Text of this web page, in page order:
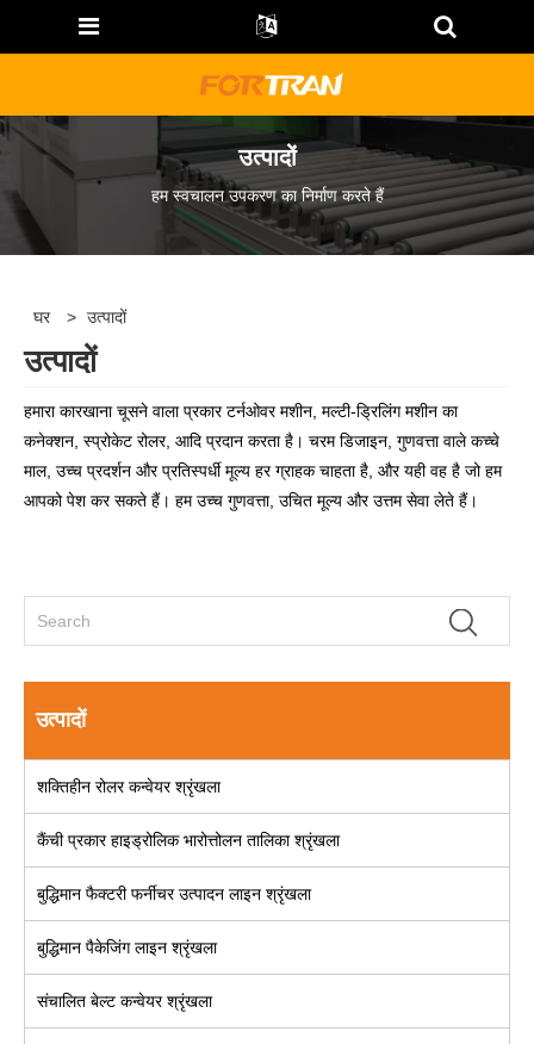
उत्पादों
हम स्वचालन उपकरण का निर्माण करते हैं
घर > उत्पादों
उत्पादों
हमारा कारखाना चूसने वाला प्रकार टर्नओवर मशीन, मल्टी-ड्रिलिंग मशीन का
कनेक्शन, स्प्रोकेट रोलर, आदि प्रदान करता है। चरम डिजाइन, गुणवत्ता वाले कच्चे
माल, उच्च प्रदर्शन और प्रतिस्पर्धी मूल्य हर ग्राहक चाहता है, और यही वह है जो हम
आपको पेश कर सकते हैं। हम उच्च गुणवत्ता, उचित मूल्य और उत्तम सेवा लेते हैं।
उत्पादों
शक्तिहीन रोलर कन्वेयर श्रृंखला
कैंची प्रकार हाइड्रोलिक भारोत्तोलन तालिका श्रृंखला
बुद्धिमान फैक्टरी फर्नीचर उत्पादन लाइन श्रृंखला
बुद्धिमान पैकेजिंग लाइन श्रृंखला
संचालित बेल्ट कन्वेयर श्रृंखला